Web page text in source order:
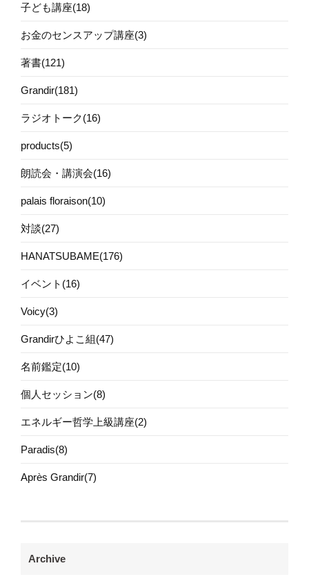
子ども講座(18)
お金のセンスアップ講座(3)
著書(121)
Grandir(181)
ラジオトーク(16)
products(5)
朗読会・講演会(16)
palais floraison(10)
対談(27)
HANATSUBAME(176)
イベント(16)
Voicy(3)
Grandirひよこ組(47)
名前鑑定(10)
個人セッション(8)
エネルギー哲学上級講座(2)
Paradis(8)
Après Grandir(7)
Archive